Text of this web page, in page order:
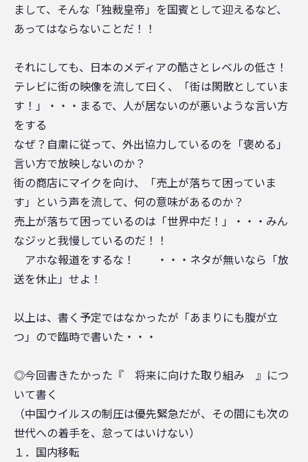
まして、そんな「独裁皇帝」を国賓として迎えるなど、
あってはならないことだ！！
それにしても、日本のメディアの酷さとレベルの低さ！
テレビに街の映像を流して曰く、「街は閑散としていま
す！」・・・まるで、人が居ないのが悪いような言い方
をする
なぜ？自粛に従って、外出協力しているのを「褒める」
言い方で放映しないのか？
街の商店にマイクを向け、「売上が落ちて困っていま
す」という声を流して、何の意味があるのか？
売上が落ちて困っているのは「世界中だ！」・・・みん
なジッと我慢しているのだ！！
アホな報道をするな！ ・・・ネタが無いなら「放
送を休止」せよ！
以上は、書く予定ではなかったが「あまりにも腹が立
つ」ので臨時で書いた・・・
◎今回書きたかった『 将来に向けた取り組み 』につ
いて書く
（中国ウイルスの制圧は優先緊急だが、その間にも次の
世代への着手を、怠ってはいけない）
１．国内移転